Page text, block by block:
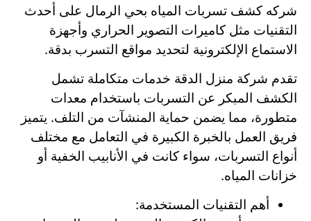
شركه كشف تسربات المياه بحي الرمال على أحدث
التقنيات مثل كاميرات التصوير الحراري وأجهزة
الاستماع الإلكترونية لتحديد مواقع التسرب بدقة.
تقدم شركة منزل الدقة خدمات متكاملة تشمل
الكشف المبكر عن التسربات باستخدام معدات
متطورة، مما يضمن حماية المنشآت من التلف. يتميز
فريق العمل بالخبرة الكبيرة في التعامل مع مختلف
أنواع التسربات، سواء كانت في الأنابيب الخفية أو
خزانات المياه.
أهم التقنيات المستخدمة: